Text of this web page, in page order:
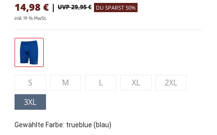
14,98 € | UVP 29,95 € DU SPARST 50%
inkl. 19 % MwSt.
S M L XL
2XL
3XL
Gewählte Farbe: trueblue (blau)